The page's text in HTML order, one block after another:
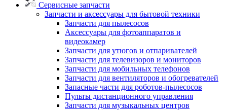
Сервисные запчасти
Запчасти и аксессуары для бытовой техники
Запчасти для пылесосов
Аксессуары для фотоаппаратов и
видеокамер
Запчасти для утюгов и отпаривателей
Запчасти для телевизоров и мониторов
Запчасти для мобильных телефонов
Запчасти для вентиляторов и обогревателей
Запасные части для роботов-пылесосов
Пульты дистанционного управления
Запчасти для музыкальных центров